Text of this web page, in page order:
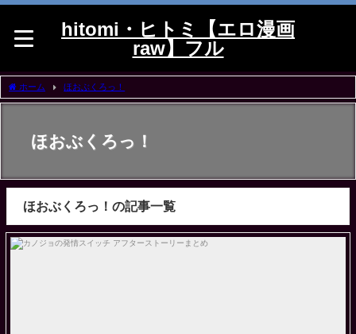
hitomi・ヒトミ【エロ漫画
raw】フル
ホーム ほおぶくろっ！
ほおぶくろっ！
ほおぶくろっ！の記事一覧